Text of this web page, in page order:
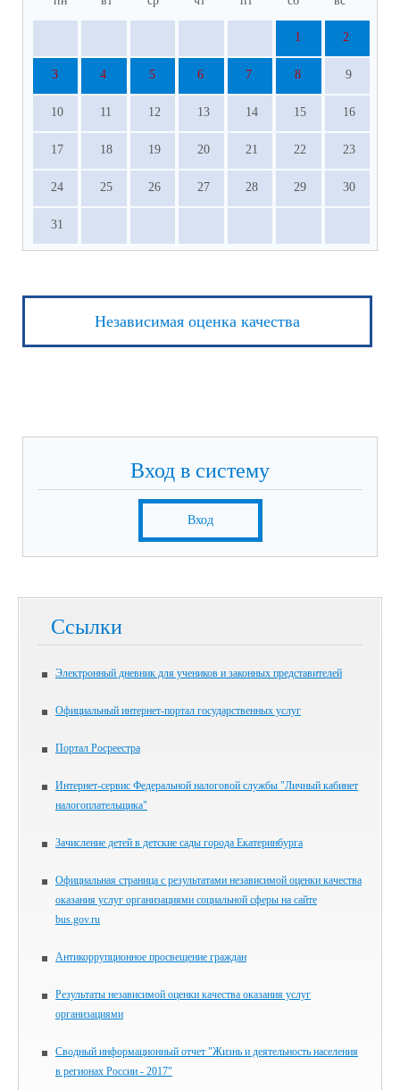
1 2
3 4 5 6 7 8 9
10 11 12 13 14 15 16
17 18 19 20 21 22 23
24 25 26 27 28 29 30
31
Независимая оценка качества
Вход в систему
Вход
Ссылки
Электронный дневник для учеников и законных представителей
Официальный интернет-портал государственных услуг
Портал Росреестра
Интернет-сервис Федеральной налоговой службы "Личный кабинет
налогоплательщика"
Зачисление детей в детские сады города Екатеринбурга
Официальная страница с результатами независимой оценки качества
оказания услуг организациями социальной сферы на сайте
bus.gov.ru
Антикоррупционное просвещение граждан
Результаты независимой оценки качества оказания услуг
организациями
Сводный информационный отчет "Жизнь и деятельность населения
в регионах России - 2017"